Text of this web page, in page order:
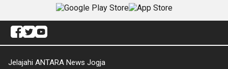
Jelajahi ANTARA News Jogja